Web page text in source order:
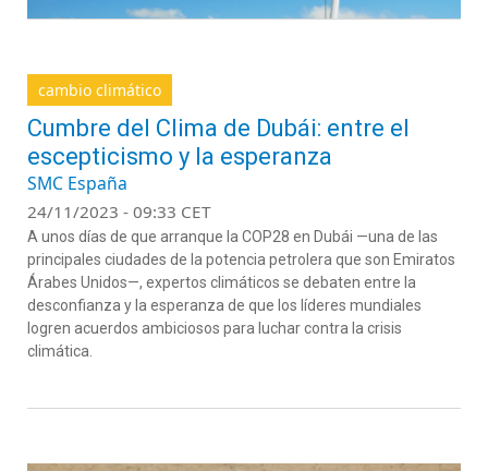
cambio climático
Cumbre del Clima de Dubái: entre el
escepticismo y la esperanza
SMC España
24/11/2023 - 09:33 CET
A unos días de que arranque la COP28 en Dubái —una de las
principales ciudades de la potencia petrolera que son Emiratos
Árabes Unidos—, expertos climáticos se debaten entre la
desconfianza y la esperanza de que los líderes mundiales
logren acuerdos ambiciosos para luchar contra la crisis
climática.